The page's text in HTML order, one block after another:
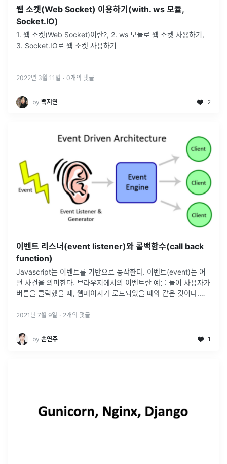
웹 소켓(Web Socket) 이용하기(with. ws 모듈,
Socket.IO)
1. 웹 소켓(Web Socket)이란?, 2. ws 모듈로 웹 소켓 사용하기,
3. Socket.IO로 웹 소켓 사용하기
2022년 3월 11일 · 0개의 댓글
by 백지연 2
이벤트 리스너(event listener)와 콜백함수(call back
function)
Javascript는 이벤트를 기반으로 동작한다. 이벤트(event)는 어
떤 사건을 의미한다. 브라우저에서의 이벤트란 예를 들어 사용자가
버튼을 클릭했을 때, 웹페이지가 로드되었을 때와 같은 것이다.이
벤트가 ...
2021년 7월 9일 · 2개의 댓글
by 손연주 1